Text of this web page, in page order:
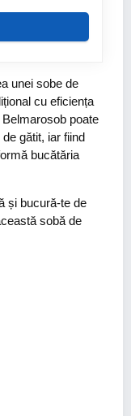
unei sobe de
cu eficiența
poate
gătit, iar fiind
bucătăria
și bucură-te de
sobă de